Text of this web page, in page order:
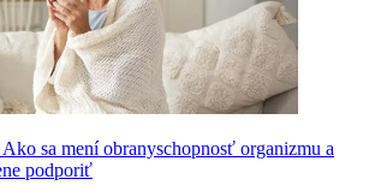
sa mení obranyschopnosť organizmu a
podporiť